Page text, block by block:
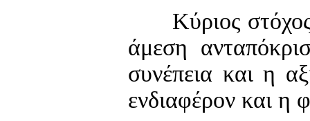
Κύριος στόχος
άμεση
συνέπεια και η
ενδιαφέρον και η